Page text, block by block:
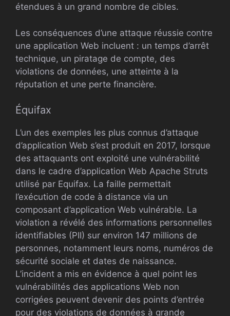
étendues à un grand nombre de cibles.
Les conséquences d’une attaque réussie contre
une application Web incluent : un temps d’arrêt
technique, un piratage de compte, des
violations de données, une atteinte à la
réputation et une perte financière.
Équifax
L’un des exemples les plus connus d’attaque
d’application Web s’est produit en 2017, lorsque
des attaquants ont exploité une vulnérabilité
dans le cadre d’application Web Apache Struts
utilisé par Equifax. La faille permettait
l’exécution de code à distance via un
composant d’application Web vulnérable. La
violation a révélé des informations personnelles
identifiables (PII) sur environ 147 millions de
personnes, notamment leurs noms, numéros de
sécurité sociale et dates de naissance.
L’incident a mis en évidence à quel point les
vulnérabilités des applications Web non
corrigées peuvent devenir des points d’entrée
pour des violations de données à grande